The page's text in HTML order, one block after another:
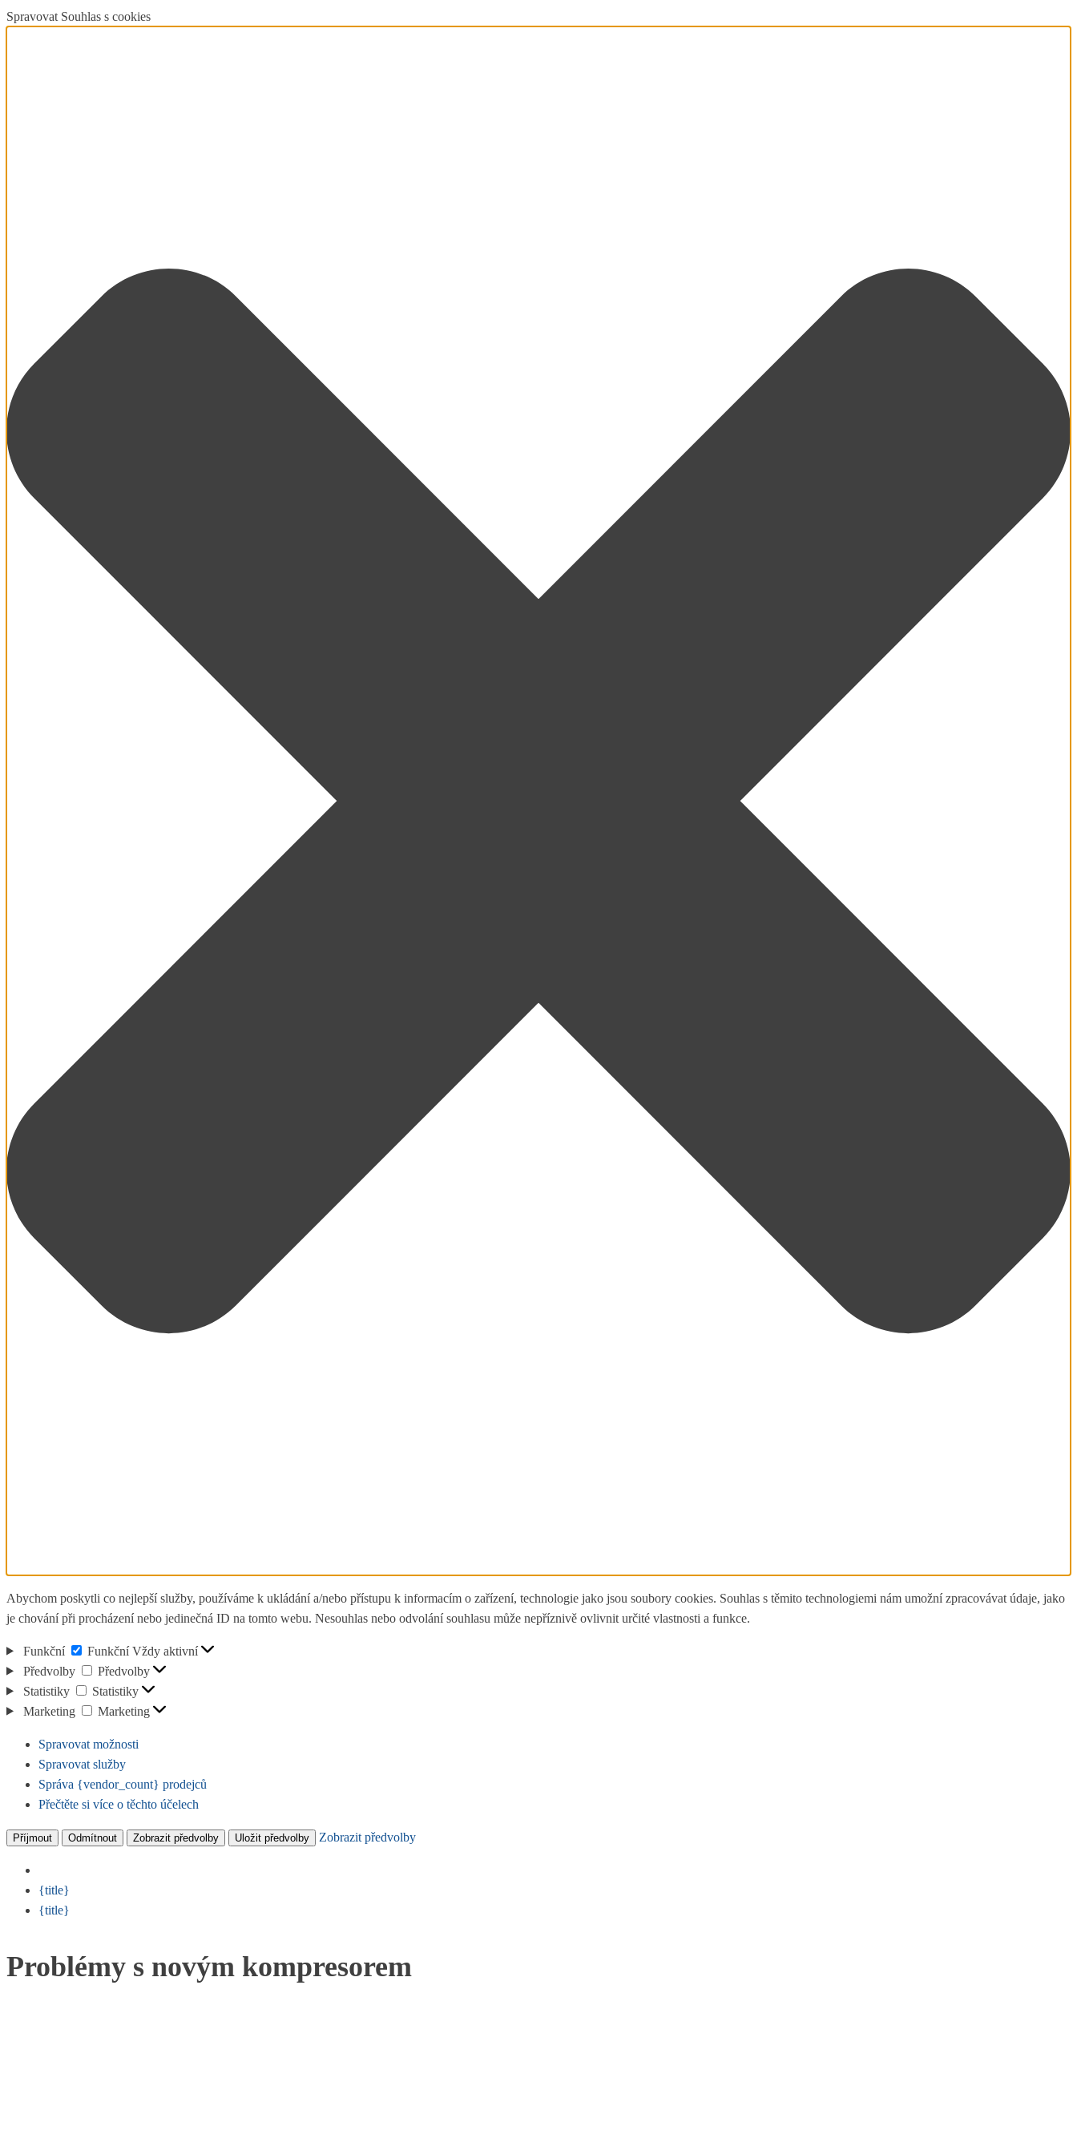
Spravovat Souhlas s cookies
Abychom poskytli co nejlepší služby, používáme k ukládání a/nebo přístupu k informacím o zařízení, technologie jako jsou soubory cookies. Souhlas s těmito technologiemi nám umožní zpracovávat údaje, jako
je chování při procházení nebo jedinečná ID na tomto webu. Nesouhlas nebo odvolání souhlasu může nepříznivě ovlivnit určité vlastnosti a funkce.
Funkční Funkční Vždy aktivní
Předvolby
Předvolby
Statistiky
Statistiky
Marketing
Marketing
Spravovat možnosti
Spravovat služby
Správa {vendor_count} prodejců
Přečtěte si více o těchto účelech
Příjmout Odmítnout Zobrazit předvolby Uložit předvolby Zobrazit předvolby
{title}
{title}
Problémy s novým kompresorem